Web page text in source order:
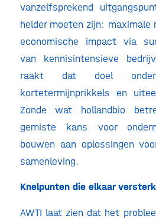
vanzelfsprekend
helder moeten zijn: maximale
economische impact via
van kennisintensieve
raakt dat doel
kortetermijnprikkels en
Zonde wat hollandbio
gemiste kans voor
bouwen aan oplossingen
samenleving.
Knelpunten die elkaar
AWTI laat zien dat het